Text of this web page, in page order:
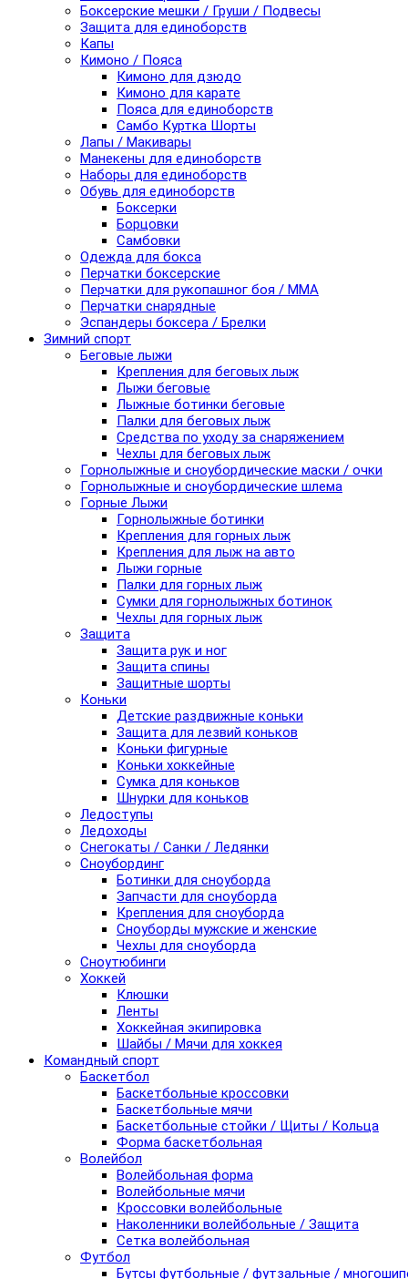
Боксерские мешки / Груши / Подвесы
Защита для единоборств
Капы
Кимоно / Пояса
Кимоно для дзюдо
Кимоно для карате
Пояса для единоборств
Самбо Куртка Шорты
Лапы / Макивары
Манекены для единоборств
Наборы для единоборств
Обувь для единоборств
Боксерки
Борцовки
Самбовки
Одежда для бокса
Перчатки боксерские
Перчатки для рукопашног боя / ММА
Перчатки снарядные
Эспандеры боксера / Брелки
Зимний спорт
Беговые лыжи
Крепления для беговых лыж
Лыжи беговые
Лыжные ботинки беговые
Палки для беговых лыж
Средства по уходу за снаряжением
Чехлы для беговых лыж
Горнолыжные и сноубордические маски / очки
Горнолыжные и сноубордические шлема
Горные Лыжи
Горнолыжные ботинки
Крепления для горных лыж
Крепления для лыж на авто
Лыжи горные
Палки для горных лыж
Сумки для горнолыжных ботинок
Чехлы для горных лыж
Защита
Защита рук и ног
Защита спины
Защитные шорты
Коньки
Детские раздвижные коньки
Защита для лезвий коньков
Коньки фигурные
Коньки хоккейные
Сумка для коньков
Шнурки для коньков
Ледоступы
Ледоходы
Снегокаты / Санки / Ледянки
Сноубординг
Ботинки для сноуборда
Запчасти для сноуборда
Крепления для сноуборда
Сноуборды мужские и женские
Чехлы для сноуборда
Сноутюбинги
Хоккей
Клюшки
Ленты
Хоккейная экипировка
Шайбы / Мячи для хоккея
Командный спорт
Баскетбол
Баскетбольные кроссовки
Баскетбольные мячи
Баскетбольные стойки / Щиты / Кольца
Форма баскетбольная
Волейбол
Волейбольная форма
Волейбольные мячи
Кроссовки волейбольные
Наколенники волейбольные / Защита
Сетка волейбольная
Футбол
Бутсы футбольные / футзальные /